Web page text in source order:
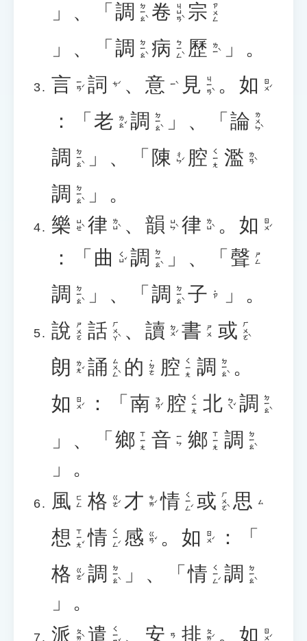
」、「 調 ㄉㄧㄠˋ 卷 ㄐㄩㄢˋ 宗 ㄗㄨㄥ
」、「 調 ㄉㄧㄠˋ 病 ㄅㄧㄥˋ 歷 ㄌㄧˋ
」。
言 ㄧㄢˊ 詞 ㄘˊ 、 意 ㄧˋ 見 ㄐㄧㄢˋ 。 如 ㄖㄨˊ
：「 老 ㄌㄠˇ 調 ㄉㄧㄠˋ 」、「 論 ㄌㄨㄣˋ
調 ㄉㄧㄠˋ 」、「 陳 ㄔㄣˊ 腔 ㄑㄧㄤ 濫 ㄌㄢˋ
調 ㄉㄧㄠˋ
」。
樂 ㄩㄝˋ 律 ㄌㄩˋ 、 韻 ㄩㄣˋ 律 ㄌㄩˋ 。 如 ㄖㄨˊ
：「 曲 ㄑㄩˇ 調 ㄉㄧㄠˋ 」、「 聲 ㄕㄥ
調 ㄉㄧㄠˋ 」、「 調 ㄉㄧㄠˋ 子 ˙ㄗ
」。
說 ㄕㄨㄛ 話 ㄏㄨㄚˋ 、 讀 ㄉㄨˊ 書 ㄕㄨ 或 ㄏㄨㄛˋ
朗 ㄌㄤˇ 誦 ㄙㄨㄥˋ 的 ˙ㄉㄜ 腔 ㄑㄧㄤ 調 ㄉㄧㄠˋ 。
如 ㄖㄨˊ ：「 南 ㄋㄢˊ 腔 ㄑㄧㄤ 北 ㄅㄟˇ 調 ㄉㄧㄠˋ
」、「 鄉 ㄒㄧㄤ 音 ㄧㄣ 鄉 ㄒㄧㄤ 調 ㄉㄧㄠˋ
」。
風 ㄈㄥ 格 ㄍㄜˊ 才 ㄘㄞˊ 情 ㄑㄧㄥˊ 或 ㄏㄨㄛˋ 思 ㄙ
想 ㄒㄧㄤˇ 情 ㄑㄧㄥˊ 感 ㄍㄢˇ 。 如 ㄖㄨˊ
：「
格 ㄍㄜˊ 調 ㄉㄧㄠˋ 」、「情 ㄑㄧㄥˊ 調 ㄉㄧㄠˋ
」。
派 ㄆㄞˋ 遣 ㄑㄧㄢˇ 、 安 ㄢ 排 ㄆㄞˊ 。 如 ㄖㄨˊ